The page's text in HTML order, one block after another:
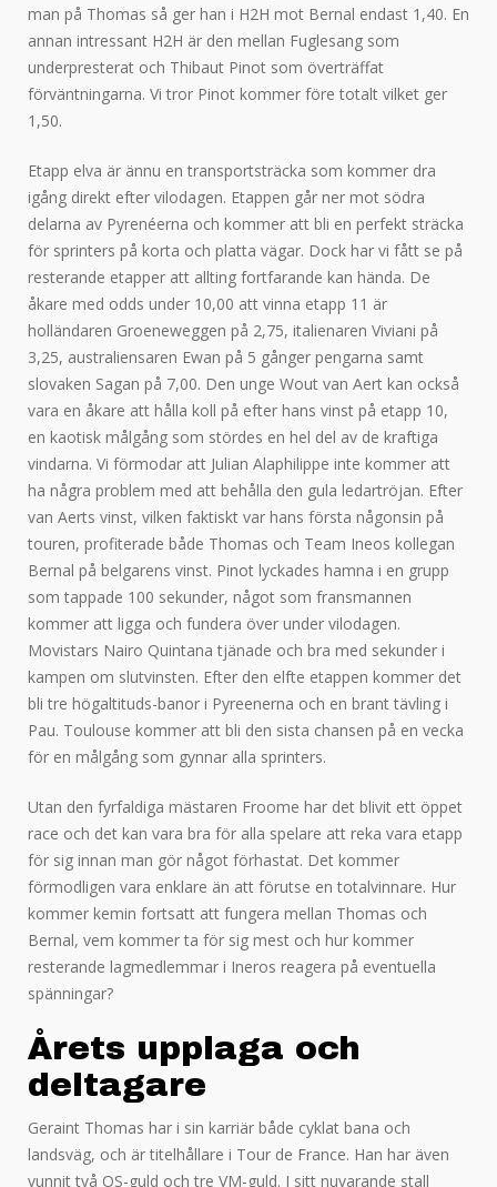
man på Thomas så ger han i H2H mot Bernal endast 1,40. En
annan intressant H2H är den mellan Fuglesang som
underpresterat och Thibaut Pinot som överträffat
förväntningarna. Vi tror Pinot kommer före totalt vilket ger
1,50.
Etapp elva är ännu en transportsträcka som kommer dra
igång direkt efter vilodagen. Etappen går ner mot södra
delarna av Pyrenéerna och kommer att bli en perfekt sträcka
för sprinters på korta och platta vägar. Dock har vi fått se på
resterande etapper att allting fortfarande kan hända. De
åkare med odds under 10,00 att vinna etapp 11 är
holländaren Groeneweggen på 2,75, italienaren Viviani på
3,25, australiensaren Ewan på 5 gånger pengarna samt
slovaken Sagan på 7,00. Den unge Wout van Aert kan också
vara en åkare att hålla koll på efter hans vinst på etapp 10,
en kaotisk målgång som stördes en hel del av de kraftiga
vindarna. Vi förmodar att Julian Alaphilippe inte kommer att
ha några problem med att behålla den gula ledartröjan. Efter
van Aerts vinst, vilken faktiskt var hans första någonsin på
touren, profiterade både Thomas och Team Ineos kollegan
Bernal på belgarens vinst. Pinot lyckades hamna i en grupp
som tappade 100 sekunder, något som fransmannen
kommer att ligga och fundera över under vilodagen.
Movistars Nairo Quintana tjänade och bra med sekunder i
kampen om slutvinsten. Efter den elfte etappen kommer det
bli tre högaltituds-banor i Pyreenerna och en brant tävling i
Pau. Toulouse kommer att bli den sista chansen på en vecka
för en målgång som gynnar alla sprinters.
Utan den fyrfaldiga mästaren Froome har det blivit ett öppet
race och det kan vara bra för alla spelare att reka vara etapp
för sig innan man gör något förhastat. Det kommer
förmodligen vara enklare än att förutse en totalvinnare. Hur
kommer kemin fortsatt att fungera mellan Thomas och
Bernal, vem kommer ta för sig mest och hur kommer
resterande lagmedlemmar i Ineros reagera på eventuella
spänningar?
Årets upplaga och
deltagare
Geraint Thomas har i sin karriär både cyklat bana och
landsväg, och är titelhållare i Tour de France. Han har även
vunnit två OS-guld och tre VM-guld. I sitt nuvarande stall